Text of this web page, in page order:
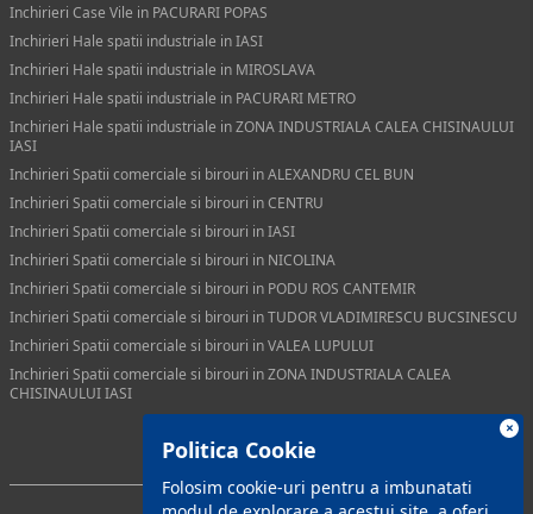
Inchirieri Case Vile in PACURARI POPAS
Inchirieri Hale spatii industriale in IASI
Inchirieri Hale spatii industriale in MIROSLAVA
Inchirieri Hale spatii industriale in PACURARI METRO
Inchirieri Hale spatii industriale in ZONA INDUSTRIALA CALEA CHISINAULUI
IASI
Inchirieri Spatii comerciale si birouri in ALEXANDRU CEL BUN
Inchirieri Spatii comerciale si birouri in CENTRU
Inchirieri Spatii comerciale si birouri in IASI
Inchirieri Spatii comerciale si birouri in NICOLINA
Inchirieri Spatii comerciale si birouri in PODU ROS CANTEMIR
Inchirieri Spatii comerciale si birouri in TUDOR VLADIMIRESCU BUCSINESCU
Inchirieri Spatii comerciale si birouri in VALEA LUPULUI
Inchirieri Spatii comerciale si birouri in ZONA INDUSTRIALA CALEA
CHISINAULUI IASI
Politica Cookie
Folosim cookie-uri pentru a imbunatati
×